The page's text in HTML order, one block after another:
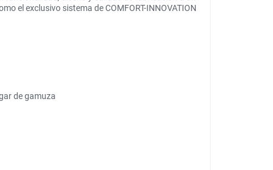
el exclusivo sistema de COMFORT-INNOVATION
de gamuza